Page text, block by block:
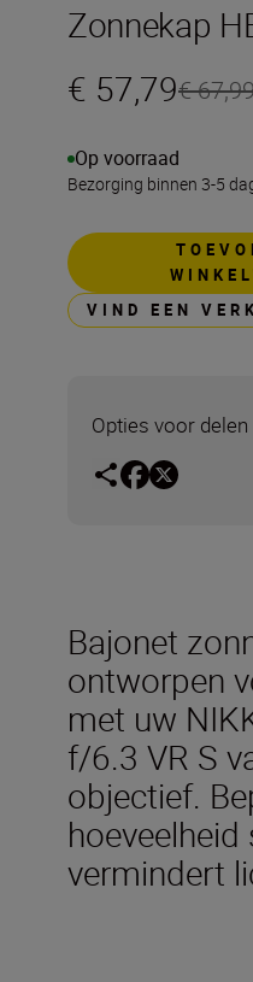
Zonnekap
€ 57,79€
Op voorraad
Bezorging binnen 3-5
VIND EEN
Opties voor delen
Bajonet
ontworpen
met uw
f/6.3 VR S
objectief.
vermindert